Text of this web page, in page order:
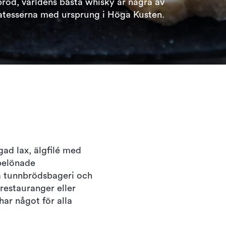
världens bästa whisky är några av
med ursprung i Höga Kusten.
lax, älgfilé med
tunnbrödsbageri och
eller
något för alla